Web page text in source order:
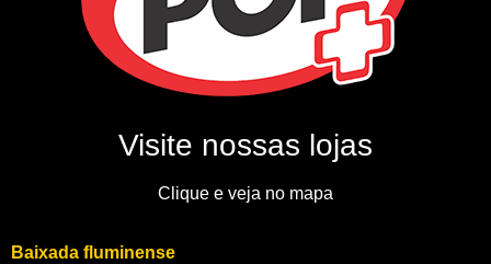
Visite nossas lojas
Clique e veja no mapa
Baixada fluminense